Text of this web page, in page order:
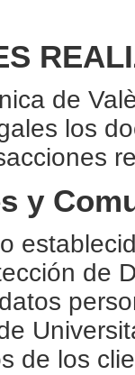
de
los
y
de
de los